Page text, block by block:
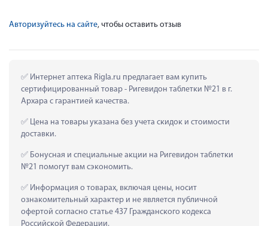
Авторизуйтесь на сайте, чтобы оставить отзыв
Интернет аптека Rigla.ru предлагает вам купить
сертифицированный товар - Ригевидон таблетки №21 в г.
Архара с гарантией качества.
Цена на товары указана без учета скидок и стоимости
доставки.
Бонусная и специальные акции на Ригевидон таблетки
№21 помогут вам сэкономить.
Информация о товарах, включая цены, носит
ознакомительный характер и не является публичной
офертой согласно статье 437 Гражданского кодекса
Российской Федерации.